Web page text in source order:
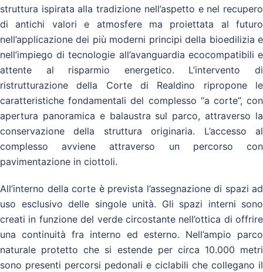
struttura ispirata alla tradizione nell’aspetto e nel recupero
di antichi valori e atmosfere ma proiettata al futuro
nell’applicazione dei più moderni principi della bioedilizia e
nell’impiego di tecnologie all’avanguardia ecocompatibili e
attente al risparmio energetico. L’intervento di
ristrutturazione della Corte di Realdino ripropone le
caratteristiche fondamentali del complesso “a corte”, con
apertura panoramica e balaustra sul parco, attraverso la
conservazione della struttura originaria. L’accesso al
complesso avviene attraverso un percorso con
pavimentazione in ciottoli.
All’interno della corte è prevista l’assegnazione di spazi ad
uso esclusivo delle singole unità. Gli spazi interni sono
creati in funzione del verde circostante nell’ottica di offrire
una continuità fra interno ed esterno. Nell’ampio parco
naturale protetto che si estende per circa 10.000 metri
sono presenti percorsi pedonali e ciclabili che collegano il